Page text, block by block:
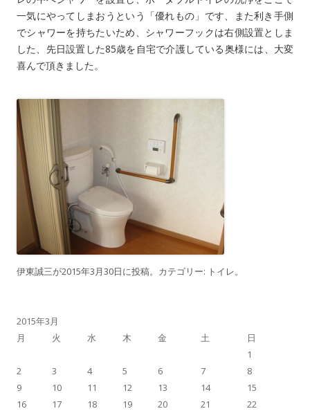
一気にやってしまおうという「優れもの」です、また利き手側
でシャワーを持ちたいため、シャワーフックは右側設置としま
した、先日設置した85歳を自宅で介護している奥様には、大変
喜んで頂きました。
伊東誠三が2015年3月30日に投稿。カテゴリー: トイレ。
2015年3月
月
火 水 木 金 土 日
1
2
3 4 5 6 7
8
9
10 11 12 13 14
15
16
17 18 19 20 21
22